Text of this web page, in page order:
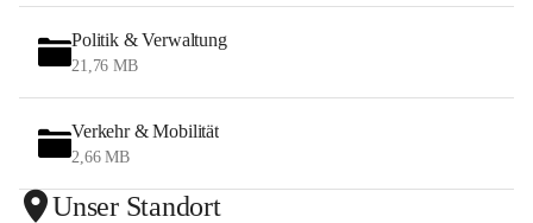
Politik & Verwaltung
21,76 MB
Verkehr & Mobilität
2,66 MB
Unser Standort